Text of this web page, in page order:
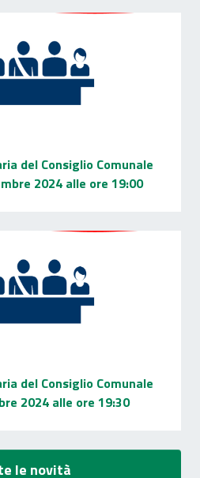
del Consiglio Comunale
2024 alle ore 19:00
del Consiglio Comunale
2024 alle ore 19:30
le novità